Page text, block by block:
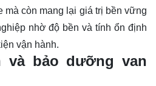
mà còn mang lại giá trị bền vững
nhờ độ bền và tính ổn định
vận hành.
và bảo dưỡng van